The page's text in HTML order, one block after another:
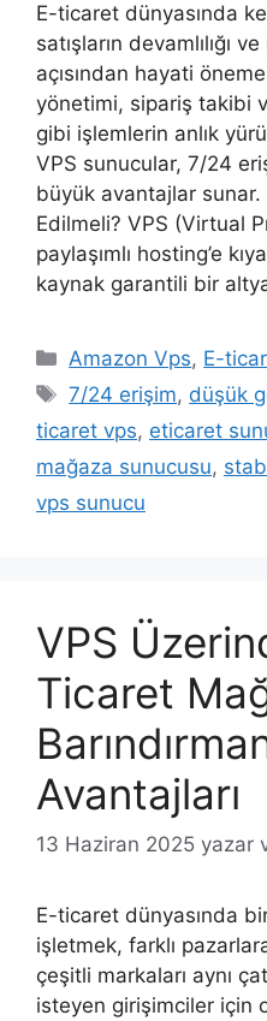
E-ticaret dünyasında
satışların devamlılığı
açısından hayati
yönetimi, sipariş takibi
gibi işlemlerin anlık
VPS sunucular, 7/24
büyük avantajlar
Edilmeli? VPS (Virtual
paylaşımlı hosting’e
kaynak garantili bir
Kategoriler
Amazon Vps, E-
Etiketler
7/24 erişim, düşük
ticaret vps, eticaret
mağaza sunucusu,
vps sunucu
VPS
Ticaret
Avantajları
13 Haziran 2025 yazar
E-ticaret dünyasında
işletmek, farklı
çeşitli markaları aynı
isteyen girişimciler için